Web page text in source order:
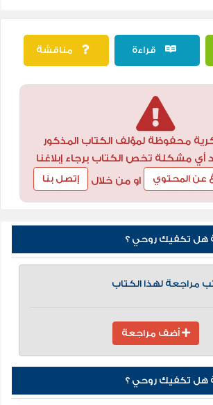
قراءة مناقشة
محفوظة لمؤلف الكتاب المذكور
أي مشكلة تخص الكتاب برجاء إبلاغنا
عن المحتوي او من خلال إتصل بنا
هل تكفيك روحي ؟
مراجعة لهذا الكتاب
أضف مراجعة
هل تكفيك روحي ؟